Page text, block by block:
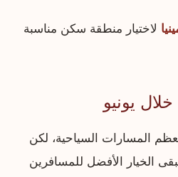
لاختيار منطقة سكن مناسبة
خلال يونيو
المسارات السياحية، لكن
الخيار الأفضل للمسافرين